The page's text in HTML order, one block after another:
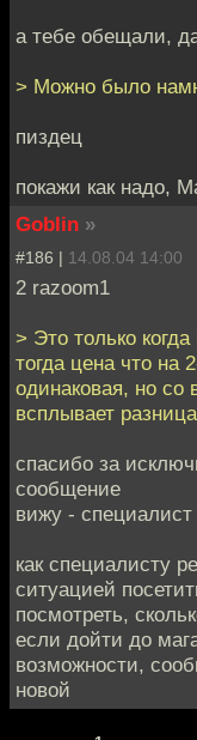
а тебе обещали,
> Можно было
пиздец
покажи как надо,
Goblin »
#186 | 14.08.04 14:00
2 razoom1
> Это только
тогда цена что на
одинаковая, но со
всплывает
спасибо за
сообщение
вижу - специалист
как специалисту
ситуацией
посмотреть,
если дойти до
возможности,
новой